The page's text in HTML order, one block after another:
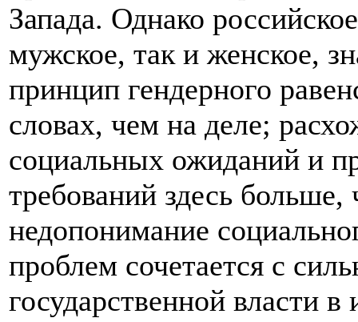
Запада. Однако
мужское, так и женское,
принцип гендерного
словах, чем на деле;
социальных ожиданий и
требований здесь
недопонимание
проблем сочетается с
государственной власти